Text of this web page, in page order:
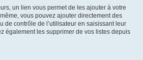
un lien vous permet de les ajouter à votre
même, vous pouvez ajouter directement des
de contrôle de l’utilisateur en saisissant leur
également les supprimer de vos listes depuis